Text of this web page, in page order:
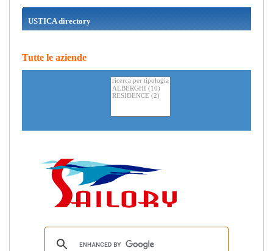
USTICA directory
Tutte le aziende